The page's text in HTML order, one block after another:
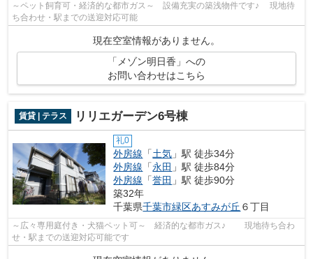
～ペット飼育可・経済的な都市ガス～ 設備充実の築浅物件です♪ 現地待
ち合わせ・駅までの送迎対応可能
現在空室情報がありません。
「メゾン明日香」への
お問い合わせはこちら
賃貸 | テラス リリエガーデン6号棟
礼0
外房線 「土気 」駅 徒歩34分
外房線 「永田 」駅 徒歩84分
外房線 「誉田 」駅 徒歩90分
築32年
千葉県千葉市緑区あすみが丘 ６丁目
～広々専用庭付き・犬猫ペット可～ 経済的な都市ガス♪ 現地待ち合わ
せ・駅までの送迎対応可能です